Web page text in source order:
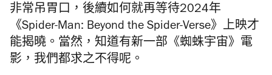
非常吊胃口，後續如何就再等待2024年
《Spider-Man: Beyond the Spider-Verse》上映才
能揭曉。當然，知道有新一部《蜘蛛宇宙》電
影，我們都求之不得呢。